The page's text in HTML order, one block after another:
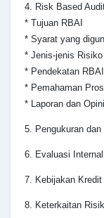
4. Risk Based
* Tujuan RBAI
* Syarat yang
* Jenis-jenis Risiko
* Pendekatan RBAI
* Pemahaman
* Laporan dan
5. Pengukuran
6. Evaluasi
7. Kebijakan
8. Keterkaitan